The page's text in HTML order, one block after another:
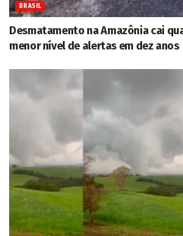
BRASIL
Desmatamento na Amazônia cai
menor nível de alertas em dez anos